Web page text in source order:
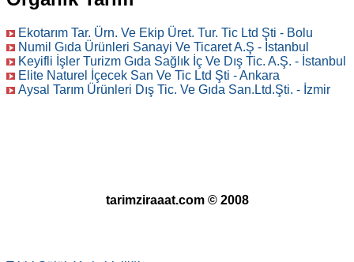
Ekotarım Tar. Ürn. Ve Ekip Üret. Tur. Tic Ltd Şti - Bolu
Numil Gıda Ürünleri Sanayi Ve Ticaret A.Ş - İstanbul
Keyifli İşler Turizm Gıda Sağlık İç Ve Dış Tic. A.Ş. - İstanbul
Elite Naturel İçecek San Ve Tic Ltd Şti - Ankara
Aysal Tarım Ürünleri Dış Tic. Ve Gıda San.Ltd.Şti. - İzmir
tarimziraaat.com © 2008